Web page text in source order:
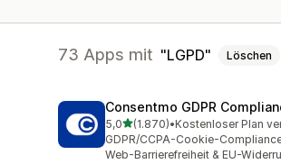
73 Apps mit LGPD Löschen
Consentmo GDPR
5,0von 5 Sternen
(1.870)
1870 Rezensionen insgesamt
•
GDPR/CCPA-Cookie-
Web-Barrierefreiheit & EU-